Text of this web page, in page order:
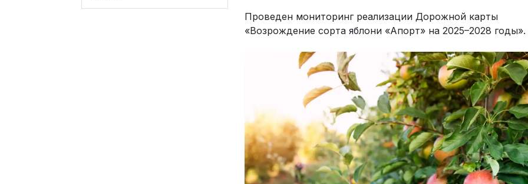
Проведен мониторинг реализации Дорожной карты
«Возрождение сорта яблони «Апорт» на 2025–2028 годы».